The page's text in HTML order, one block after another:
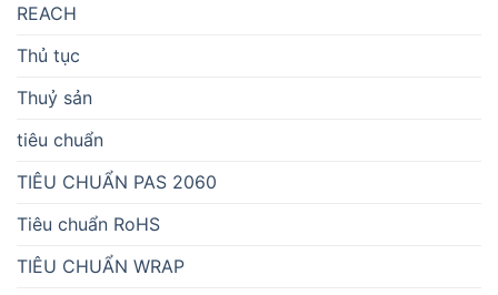
REACH
Thủ tục
Thuỷ sản
tiêu chuẩn
TIÊU CHUẨN PAS 2060
Tiêu chuẩn RoHS
TIÊU CHUẨN WRAP